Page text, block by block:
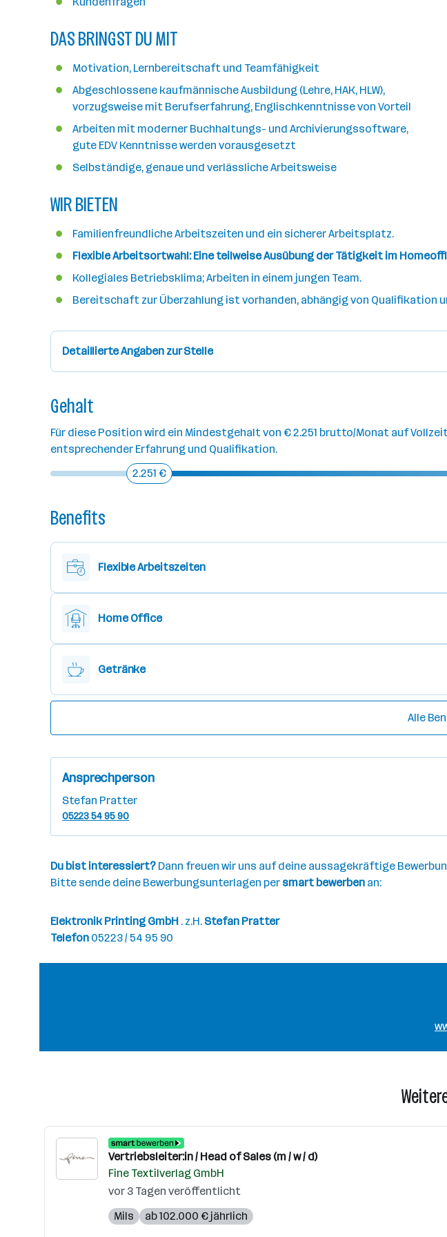
a
z
h
DAS BRINGST DU MIT
Motivation, Lernbereitschaft und Teamfähigkeit
Abgeschlossene kaufmännische Ausbildung (Lehre, HAK, HLW),
vorzugsweise mit Berufserfahrung, Englischkenntnisse von Vorteil
Arbeiten mit moderner Buchhaltungs- und Archivierungssoftware,
gute EDV Kenntnisse werden vorausgesetzt
Selbständige, genaue und verlässliche Arbeitsweise
WIR BIETEN
Familienfreundliche Arbeitszeiten und ein sicherer Arbeitsplatz.
Flexible Arbeitsortwahl: Eine teilweise Ausübung der Tätigkeit im
Kollegiales Betriebsklima; Arbeiten in einem jungen Team.
Bereitschaft zur Überzahlung ist vorhanden, abhängig von Qualifikation
Detaillierte Angaben zur Stelle
Gehalt
Für diese Position wird ein Mindestgehalt von € 2.251 brutto/Monat auf
entsprechender Erfahrung und Qualifikation.
2.251 €
Benefits
Flexible Arbeitszeiten
Home Office
Getränke
Alle
Ansprechperson
Stefan Pratter
05223 54 95 90
Du bist interessiert? Dann freuen wir uns auf deine aussagekräftige
Bitte sende deine Bewerbungsunterlagen per smart bewerben an:
Elektronik Printing GmbH . z.H. Stefan Pratter
Telefon 05223 / 54 95 90
Vertriebsleiter:in / Head of Sales (m / w / d)
Fine Textilverlag GmbH
vor 3 Tagen veröffentlicht
Mils
ab 102.000 € jährlich